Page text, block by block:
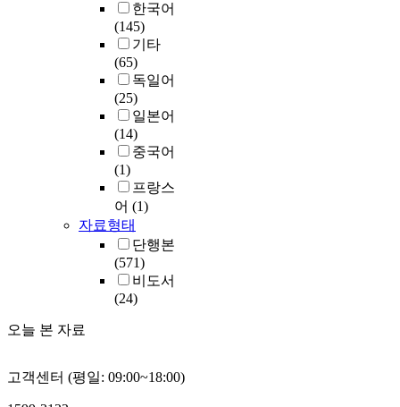
한국어
(145)
기타
(65)
독일어
(25)
일본어
(14)
중국어
(1)
프랑스
어 (1)
자료형태
단행본
(571)
비도서
(24)
오늘 본 자료
고객센터 (평일: 09:00~18:00)